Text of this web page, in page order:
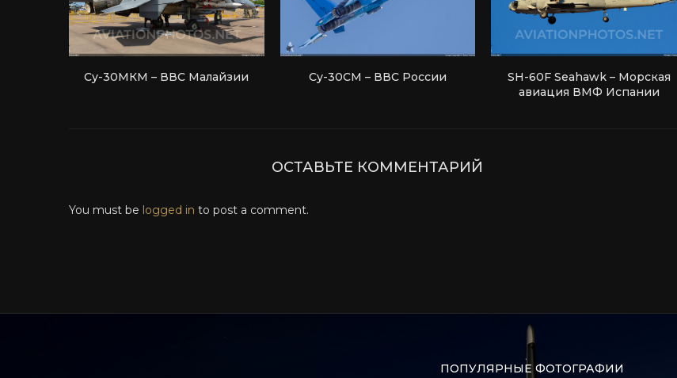
Су-30МКМ – ВВС Малайзии Су-30СМ – ВВС России
SH-60F Seahawk – Морская
авиация ВМФ Испании
ОСТАВЬТЕ КОММЕНТАРИЙ
You must be logged in to post a comment.
ПОПУЛЯРНЫЕ ФОТОГРАФИИ